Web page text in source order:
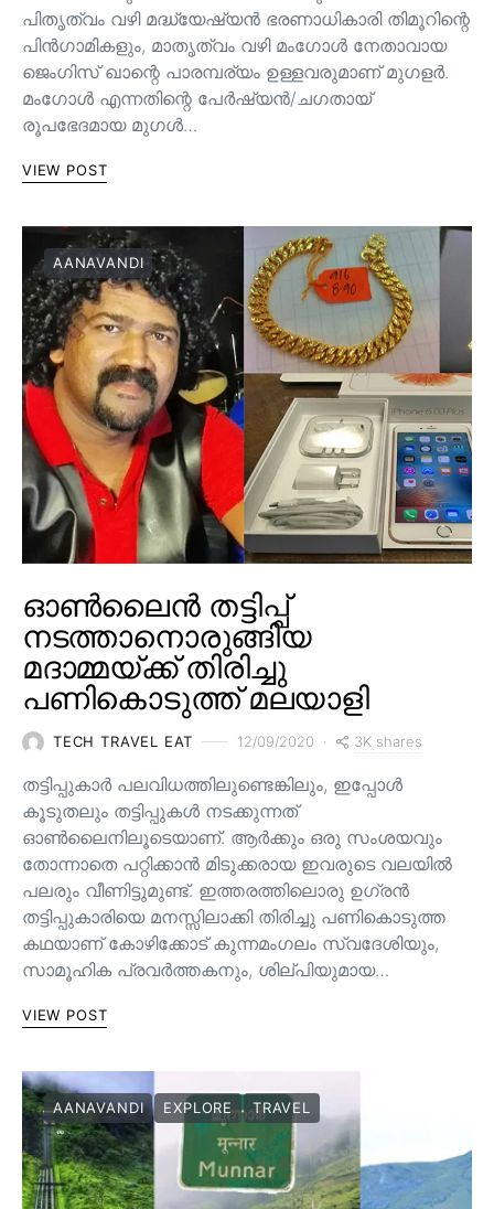
പിതൃത്വം വഴി മദ്ധ്യേഷ്യൻ ഭരണാധികാരി തിമൂറിന്റെ
പിൻ‌ഗാമികളും, മാതൃത്വം വഴി മംഗോൾ നേതാവായ
ജെംഗിസ് ഖാന്റെ പാരമ്പര്യം ഉള്ളവരുമാണ്‌ മുഗളർ.
മംഗോൾ എന്നതിന്റെ പേർഷ്യൻ/ചഗതായ്
രൂപഭേദമായ മുഗൾ…
VIEW POST
AANAVANDI
ഓൺലൈൻ തട്ടിപ്പ്
നടത്താനൊരുങ്ങിയ
മദാമ്മയ്ക്ക് തിരിച്ചു
പണികൊടുത്ത് മലയാളി
TECH TRAVEL EAT 12/09/2020 3K shares
തട്ടിപ്പുകാർ പലവിധത്തിലുണ്ടെങ്കിലും, ഇപ്പോൾ
കൂടുതലും തട്ടിപ്പുകൾ നടക്കുന്നത്
ഓൺലൈനിലൂടെയാണ്. ആർക്കും ഒരു സംശയവും
തോന്നാതെ പറ്റിക്കാൻ മിടുക്കരായ ഇവരുടെ വലയിൽ
പലരും വീണിട്ടുമുണ്ട്. ഇത്തരത്തിലൊരു ഉഗ്രൻ
തട്ടിപ്പുകാരിയെ മനസ്സിലാക്കി തിരിച്ചു പണികൊടുത്ത
കഥയാണ് കോഴിക്കോട് കുന്നമംഗലം സ്വദേശിയും,
സാമൂഹിക പ്രവർത്തകനും, ശില്പിയുമായ…
VIEW POST
AANAVANDI EXPLORE TRAVEL